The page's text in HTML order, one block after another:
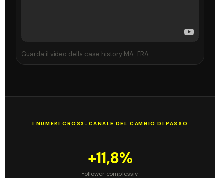
Guarda il video della case history MA-FRA.
I NUMERI CROSS-CANALE DEL CAMBIO DI PASSO
+11,8%
Follower complessivi